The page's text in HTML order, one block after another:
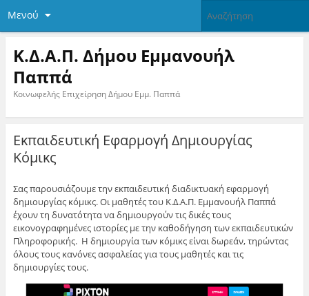
Μενού
Κ.Δ.Α.Π. Δήμου Εμμανουήλ
Παππά
Κοινωφελής Επιχείρηση Δήμου Εμμ. Παππά
Εκπαιδευτική Εφαρμογή Δημιουργίας
Κόμικς
Σας παρουσιάζουμε την εκπαιδευτική διαδικτυακή εφαρμογή
δημιουργίας κόμικς. Οι μαθητές του Κ.Δ.Α.Π. Εμμανουήλ Παππά
έχουν τη δυνατότητα να δημιουργούν τις δικές τους
εικονογραφημένες ιστορίες με την καθοδήγηση των εκπαιδευτικών
Πληροφορικής. Η δημιουργία των κόμικς είναι δωρεάν, τηρώντας
όλους τους κανόνες ασφαλείας για τους μαθητές και τις
δημιουργίες τους.